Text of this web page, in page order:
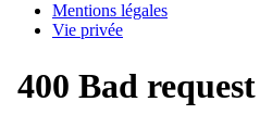
Mentions légales
Vie privée